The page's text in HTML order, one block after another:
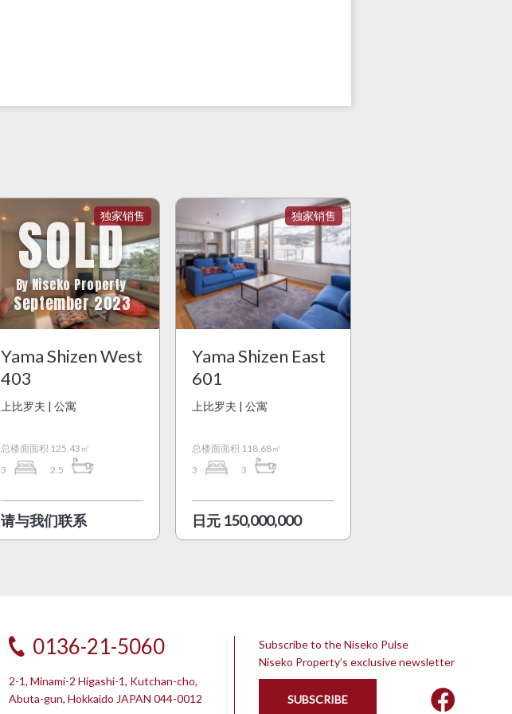
SOLD
By Niseko Property
September 2023
Yama Shizen West
403
上比罗夫 | 公寓
总楼面面积 125.43㎡
3
2.5
请与我们联系
Yama Shizen East
601
上比罗夫 | 公寓
总楼面面积 118.68㎡
3
3
日元 150,000,000
0136-21-5060
2-1, Minami-2 Higashi-1, Kutchan-cho,
Abuta-gun, Hokkaido JAPAN 044-0012
Subscribe to the Niseko Pulse
Niseko Property’s exclusive newsletter
SUBSCRIBE